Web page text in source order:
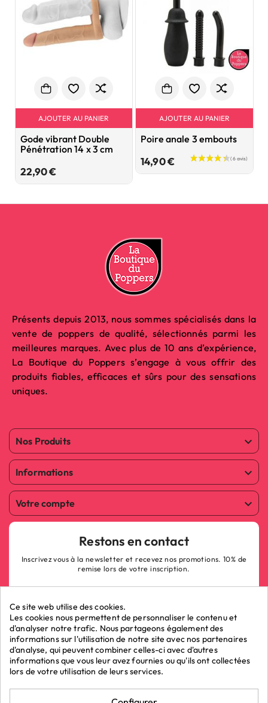
AJOUTER AU PANIER
Gode vibrant Double
Pénétration 14 x 3 cm
22,90 €Prix
AJOUTER AU PANIER
Poire anale 3 embouts
14,90 €Prix
Présents depuis 2013, nous sommes spécialisés dans la
vente de poppers de qualité, sélectionnés parmi les
meilleures marques. Avec plus de 10 ans d’expérience,
La Boutique du Poppers s’engage à vous offrir des
produits fiables, efficaces et sûrs pour des sensations
uniques.
Nos Produits 
Informations 
Votre compte 
Restons en contact
Inscrivez vous à la newsletter et recevez nos promotions. 10% de
remise lors de votre inscription.
ok
Marchand approuvé par la Société des Avis Garantis,
Ce site web utilise des cookies.
Les cookies nous permettent de personnaliser le contenu et
d'analyser notre trafic. Nous partageons également des
informations sur l'utilisation de notre site avec nos partenaires
d'analyse, qui peuvent combiner celles-ci avec d'autres
informations que vous leur avez fournies ou qu'ils ont collectées
lors de votre utilisation de leurs services.